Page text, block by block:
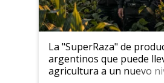
La "SuperRaza" de
argentinos que puede
agricultura a un nuevo